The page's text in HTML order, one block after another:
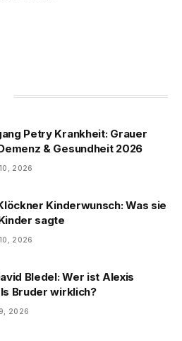
Petry Krankheit: Grauer
& Gesundheit 2026
2026
Kinderwunsch: Was sie
sagte
2026
Bledel: Wer ist Alexis
Bruder wirklich?
2026